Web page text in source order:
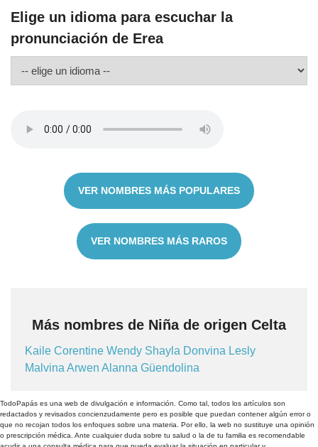
Elige un idioma para escuchar la
pronunciación de Erea
VER NOMBRES MÁS POPULARES
VER NOMBRES MÁS RAROS
Más nombres de Niña de origen Celta
Kaile Corentine Wendy Shayla Donvina Lesly
Malvina Arwen Alanna Güendolina
TodoPapás es una web de divulgación e información. Como tal, todos los artículos son
redactados y revisados concienzudamente pero es posible que puedan contener algún error o
que no recojan todos los enfoques sobre una materia. Por ello, la web no sustituye una opinión
o prescripción médica. Ante cualquier duda sobre tu salud o la de tu familia es recomendable